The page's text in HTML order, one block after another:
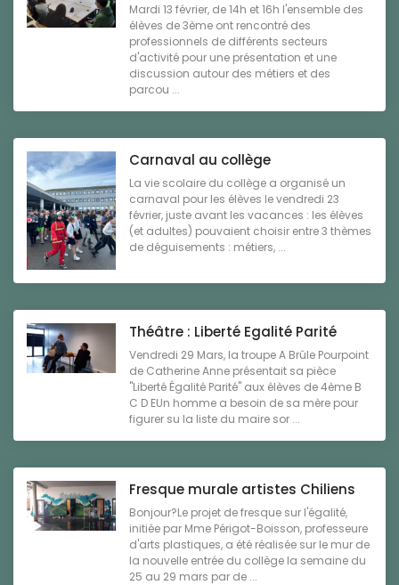
Mardi 13 février, de 14h et 16h l'ensemble des
élèves de 3ème ont rencontré des
professionnels de différents secteurs
d'activité pour une présentation et une
discussion autour des métiers et des
parcou ...
Carnaval au collège
La vie scolaire du collège a organisé un
carnaval pour les élèves le vendredi 23
février, juste avant les vacances : les élèves
(et adultes) pouvaient choisir entre 3 thèmes
de déguisements : métiers, ...
Théâtre : Liberté Egalité Parité
Vendredi 29 Mars, la troupe A Brûle Pourpoint
de Catherine Anne présentait sa pièce
"Liberté Égalité Parité" aux élèves de 4ème B
C D EUn homme a besoin de sa mère pour
figurer su la liste du maire sor ...
Fresque murale artistes Chiliens
Bonjour?Le projet de fresque sur l'égalité,
initiée par Mme Périgot-Boisson, professeure
d'arts plastiques, a été réalisée sur le mur de
la nouvelle entrée du collège la semaine du
25 au 29 mars par de ...